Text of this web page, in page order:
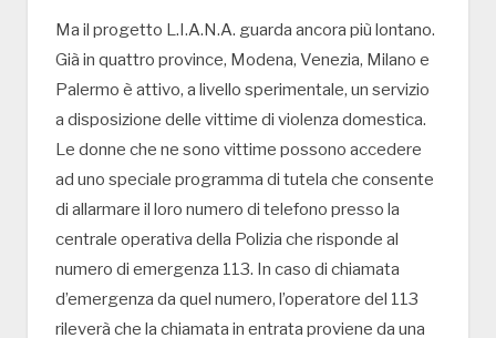
Ma il progetto L.I.A.N.A. guarda ancora più lontano.
Già in quattro province, Modena, Venezia, Milano e
Palermo è attivo, a livello sperimentale, un servizio
a disposizione delle vittime di violenza domestica.
Le donne che ne sono vittime possono accedere
ad uno speciale programma di tutela che consente
di allarmare il loro numero di telefono presso la
centrale operativa della Polizia che risponde al
numero di emergenza 113. In caso di chiamata
d’emergenza da quel numero, l’operatore del 113
rileverà che la chiamata in entrata proviene da una